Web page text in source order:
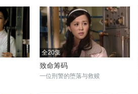
全20集
致命筹码
一位刑警的堕落与救赎